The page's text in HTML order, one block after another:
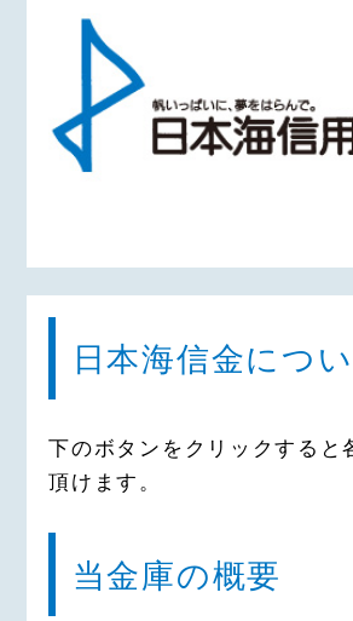
日本海信金につ
下のボタンをクリックすると
頂けます。
当金庫の概要